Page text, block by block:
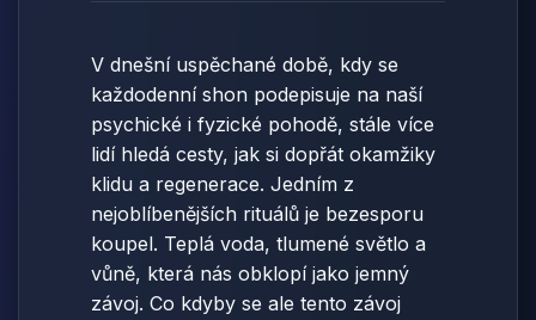
V dnešní uspěchané době, kdy se
každodenní shon podepisuje na naší
psychické i fyzické pohodě, stále více
lidí hledá cesty, jak si dopřát okamžiky
klidu a regenerace. Jedním z
nejoblíbenějších rituálů je bezesporu
koupel. Teplá voda, tlumené světlo a
vůně, která nás obklopí jako jemný
závoj. Co kdyby se ale tento závoj